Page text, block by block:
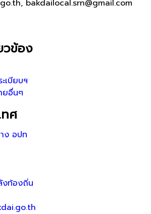
bakdailocal.srn@gmail.com
วข้อง
เบียบฯ
อื่นๆ
ศ
ง อปท
งท้องถิ่น